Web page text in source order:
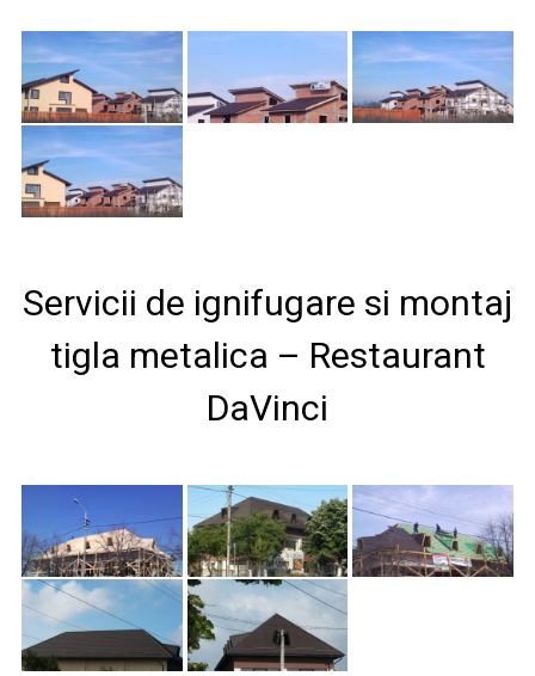
Servicii de ignifugare si montaj
tigla metalica – Restaurant
DaVinci